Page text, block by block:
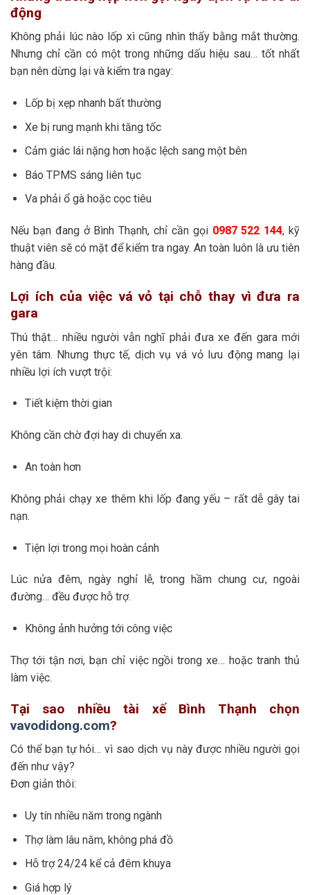
động
Không phải lúc nào lốp xì cũng nhìn thấy bằng mắt thường.
Nhưng chỉ cần có một trong những dấu hiệu sau… tốt nhất
bạn nên dừng lại và kiểm tra ngay:
Lốp bị xẹp nhanh bất thường
Xe bị rung mạnh khi tăng tốc
Cảm giác lái nặng hơn hoặc lệch sang một bên
Báo TPMS sáng liên tục
Va phải ổ gà hoặc cọc tiêu
Nếu bạn đang ở Bình Thạnh, chỉ cần gọi 0987 522 144, kỹ
thuật viên sẽ có mặt để kiểm tra ngay. An toàn luôn là ưu tiên
hàng đầu.
Lợi ích của việc vá vỏ tại chỗ thay vì đưa ra
gara
Thú thật… nhiều người vẫn nghĩ phải đưa xe đến gara mới
yên tâm. Nhưng thực tế, dịch vụ vá vỏ lưu động mang lại
nhiều lợi ích vượt trội:
Tiết kiệm thời gian
Không cần chờ đợi hay di chuyển xa.
An toàn hơn
Không phải chạy xe thêm khi lốp đang yếu – rất dễ gây tai
nạn.
Tiện lợi trong mọi hoàn cảnh
Lúc nửa đêm, ngày nghỉ lễ, trong hầm chung cư, ngoài
đường… đều được hỗ trợ.
Không ảnh hưởng tới công việc
Thợ tới tận nơi, bạn chỉ việc ngồi trong xe… hoặc tranh thủ
làm việc.
Tại sao nhiều tài xế Bình Thạnh chọn
vavodidong.com?
Có thể bạn tự hỏi… vì sao dịch vụ này được nhiều người gọi
đến như vậy?
Đơn giản thôi:
Uy tín nhiều năm trong ngành
Thợ làm lâu năm, không phá đồ
Hỗ trợ 24/24 kể cả đêm khuya
Giá hợp lý